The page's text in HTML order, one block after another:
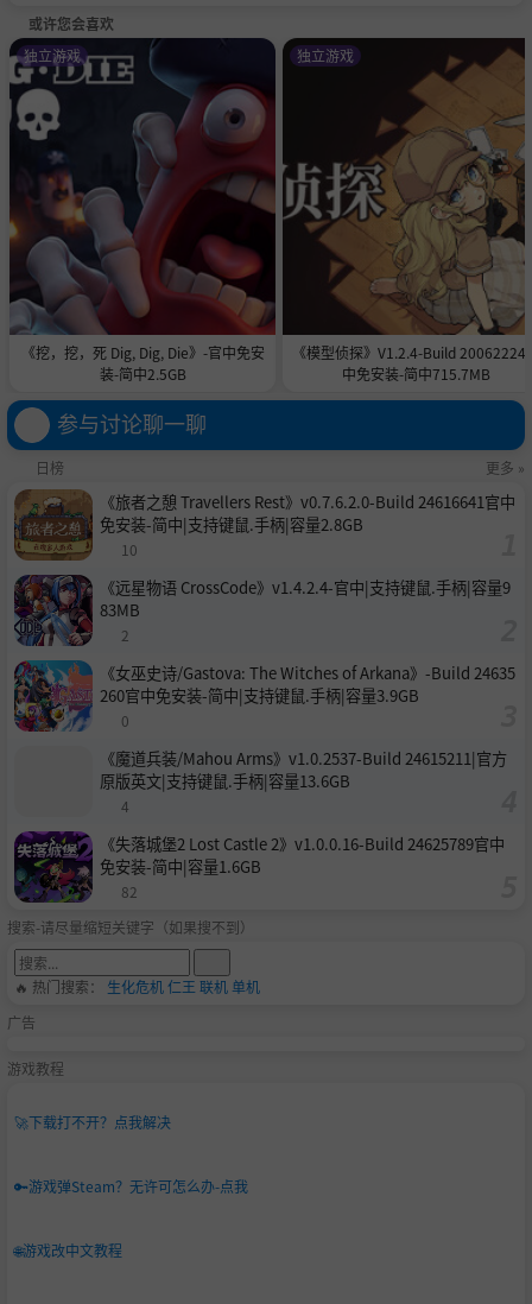
或许您会喜欢
《挖，挖，死 Dig, Dig, Die》-官中免安
装-简中2.5GB
独立游戏
《模型侦探》V1.2.4-Build 20062224
中免安装-简中715.7MB
独立游戏
参与讨论聊一聊
日榜 更多 »
《旅者之憩 Travellers Rest》v0.7.6.2.0-Build 24616641官中
免安装-简中|支持键鼠.手柄|容量2.8GB
10
《远星物语 CrossCode》v1.4.2.4-官中|支持键鼠.手柄|容量9
83MB
2
《女巫史诗/Gastova: The Witches of Arkana》-Build 24635
260官中免安装-简中|支持键鼠.手柄|容量3.9GB
0
《魔道兵装/Mahou Arms》v1.0.2537-Build 24615211|官方
原版英文|支持键鼠.手柄|容量13.6GB
4
《失落城堡2 Lost Castle 2》v1.0.0.16-Build 24625789官中
免安装-简中|容量1.6GB
82
搜索-请尽量缩短关键字（如果搜不到）
🔥 热门搜索： 生化危机仁王联机单机
广告
游戏教程
🚀下载打不开？点我解决
🔑游戏弹Steam？无许可怎么办-点我
🌐游戏改中文教程